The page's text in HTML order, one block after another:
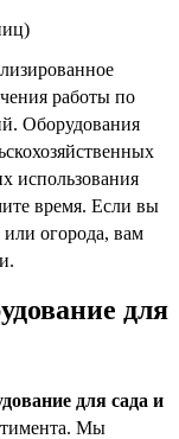
работы по
Оборудования
использования
время. Если вы
или огорода, вам
для
для сада и
Мы